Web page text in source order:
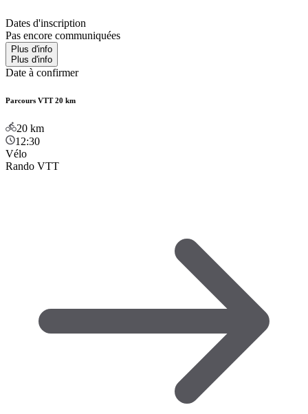
Dates d'inscription
Pas encore communiquées
Plus d'info
Plus d'info
Date à confirmer
Parcours VTT 20 km
20 km
12:30
Vélo
Rando VTT